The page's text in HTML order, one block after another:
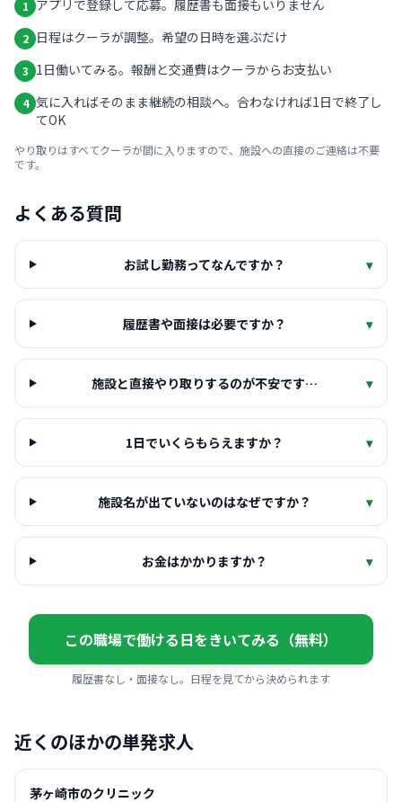
1 アプリで登録して応募。履歴書も面接もいりません
2 日程はクーラが調整。希望の日時を選ぶだけ
3 1日働いてみる。報酬と交通費はクーラからお支払い
4 気に入ればそのまま継続の相談へ。合わなければ1日で終了し
てOK
やり取りはすべてクーラが間に入りますので、施設への直接のご連絡は不要
です。
よくある質問
お試し勤務ってなんですか？ ▾
履歴書や面接は必要ですか？ ▾
施設と直接やり取りするのが不安です… ▾
1日でいくらもらえますか？ ▾
施設名が出ていないのはなぜですか？ ▾
お金はかかりますか？ ▾
この職場で働ける日をきいてみる（無料）
履歴書なし・面接なし。日程を見てから決められます
近くのほかの単発求人
茅ヶ崎市のクリニック